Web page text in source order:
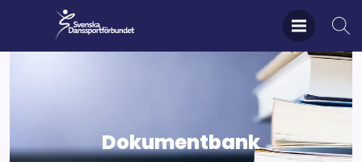
Dokumentbank